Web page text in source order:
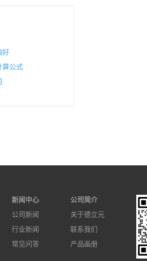
好
算公式
新闻中心
公司新闻
行业新闻
常见问答
公司简介
关于德立元
联系我们
产品画册